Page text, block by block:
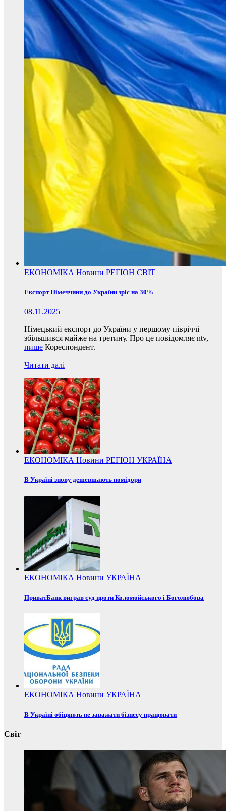
ЕКОНОМІКА Новини РЕГІОН СВІТ
Експорт Німеччини до України зріс на 30%
08.11.2025
Німецький експорт до України у першому півріччі
збільшився майже на третину. Про це повідомляє ntv,
пише Кореспондент.
Читати далі
ЕКОНОМІКА Новини РЕГІОН УКРАЇНА
В Україні знову дешевшають помідори
ЕКОНОМІКА Новини УКРАЇНА
ПриватБанк виграв суд проти Коломойського і Боголюбова
ЕКОНОМІКА Новини УКРАЇНА
В Україні обіцяють не заважати бізнесу працювати
Світ